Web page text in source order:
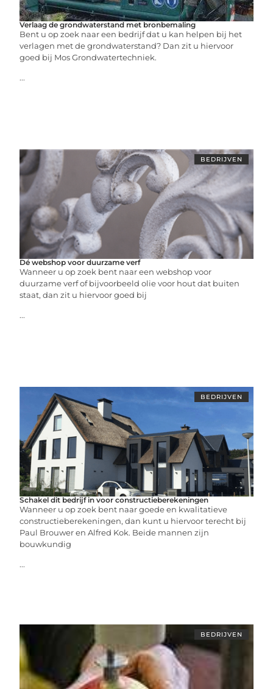
Verlaag de grondwaterstand met bronbemaling
Bent u op zoek naar een bedrijf dat u kan helpen bij het
verlagen met de grondwaterstand? Dan zit u hiervoor
goed bij Mos Grondwatertechniek.
...
BEDRIJVEN
Dé webshop voor duurzame verf
Wanneer u op zoek bent naar een webshop voor
duurzame verf of bijvoorbeeld olie voor hout dat buiten
staat, dan zit u hiervoor goed bij
...
BEDRIJVEN
Schakel dit bedrijf in voor constructieberekeningen
Wanneer u op zoek bent naar goede en kwalitatieve
constructieberekeningen, dan kunt u hiervoor terecht bij
Paul Brouwer en Alfred Kok. Beide mannen zijn
bouwkundig
...
BEDRIJVEN